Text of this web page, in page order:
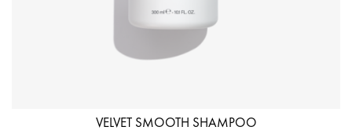
VELVET SMOOTH SHAMPOO